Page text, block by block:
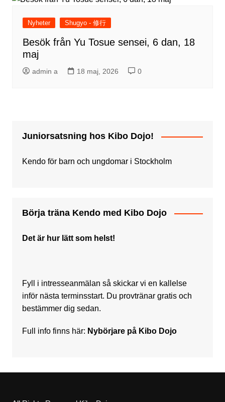
Nyheter Shugyo - 修行
Besök från Yu Tosue sensei, 6 dan, 18
maj
admin a 18 maj, 2026 0
Juniorsatsning hos Kibo Dojo!
Kendo för barn och ungdomar i Stockholm
Börja träna Kendo med Kibo Dojo
Det är hur lätt som helst!
Fyll i intresseanmälan så skickar vi en kallelse
inför nästa terminsstart. Du provtränar gratis och
bestämmer dig sedan.
Full info finns här: Nybörjare på Kibo Dojo